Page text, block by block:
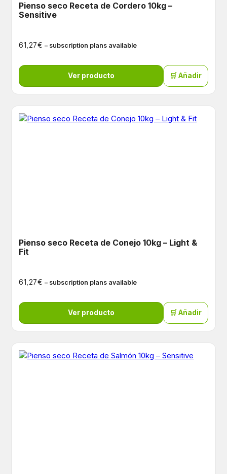
Pienso seco Receta de Cordero 10kg –
Sensitive
61,27€ – subscription plans available
Ver producto 🛒 Añadir
Pienso seco Receta de Conejo 10kg – Light &
Fit
61,27€ – subscription plans available
Ver producto 🛒 Añadir